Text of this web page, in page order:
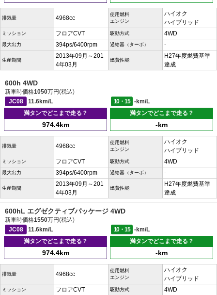
排気量 4968cc
使用燃料
エンジン
ハイオク
ハイブリッド
ミッション フロアCVT 駆動方式 4WD
最大出力 394ps/6400rpm 過給器（ターボ） -
生産期間
2013年09月～201
4年03月
燃費性能
H27年度燃費基準
達成
600h 4WD
新車時価格1050万円(税込)
JC08
11.6km/L 10・15
-km/L
満タンでどこまで走る？
974.4km
満タンでどこまで走る？
-km
排気量 4968cc
使用燃料
エンジン
ハイオク
ハイブリッド
ミッション フロアCVT 駆動方式 4WD
最大出力 394ps/6400rpm 過給器（ターボ） -
生産期間
2013年09月～201
4年03月
燃費性能
H27年度燃費基準
達成
600hL エグゼクティブパッケージ 4WD
新車時価格1550万円(税込)
JC08
11.6km/L 10・15
-km/L
満タンでどこまで走る？
974.4km
満タンでどこまで走る？
-km
排気量 4968cc
使用燃料
エンジン
ハイオク
ハイブリッド
ミッション フロアCVT 駆動方式 4WD